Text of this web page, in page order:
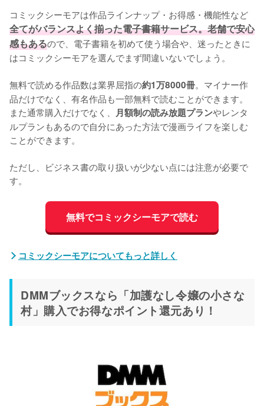
コミックシーモアは作品ラインナップ・お得感・機能性など
全てがバランスよく揃った電子書籍サービス。老舗で安心
感もあるので、電子書籍を初めて使う場合や、迷ったときに
はコミックシーモアを選んでまず間違いないでしょう。
無料で読める作品数は業界屈指の約1万8000冊。マイナー作
品だけでなく、有名作品も一部無料で読むことができます。
また通常購入だけでなく、 月額制の読み放題プランやレンタ
ルプランもあるので自分にあった方法で漫画ライフを楽しむ
ことができます。
ただし、ビジネス書の取り扱いが少ない点には注意が必要で
す。
無料でコミックシーモアで読む
コミックシーモアについてもっと詳しく
DMMブックスなら「加護なし令嬢の小さな
村」購入でお得なポイント還元あり！